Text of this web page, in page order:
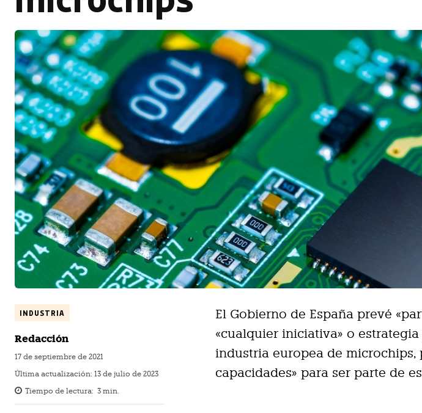
INDUSTRIA
Redacción
17 de septiembre de 2021
Última actualización: 13 de julio de 2023
Tiempo de lectura: 3 min.
El Gobierno de España prevé
«cualquier iniciativa» o
industria europea de microchips,
capacidades» para ser parte de